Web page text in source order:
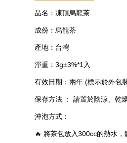
品名：凍頂烏龍茶
成份：烏龍茶
產地：台灣
淨重： 3g±3%*1入
有效日期：兩年 (標示於外包
保存方法 ： 請置於陰涼、乾
沖泡方式：
🔥 將茶包放入300cc的熱水，